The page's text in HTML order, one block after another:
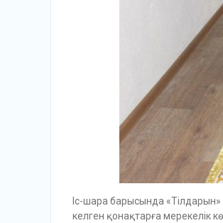
Іс-шара барысында
келген қонақтарға мерекелік